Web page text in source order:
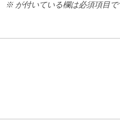
※ が付いている欄は必須項目で